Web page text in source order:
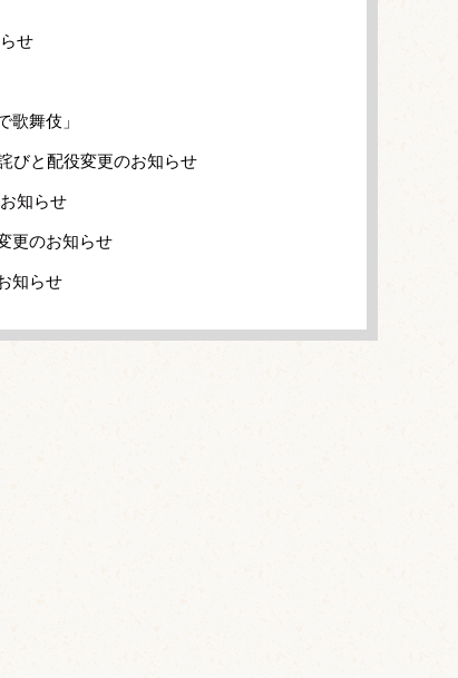
せ
舞伎」
びと配役変更のお知らせ
知らせ
更のお知らせ
知らせ